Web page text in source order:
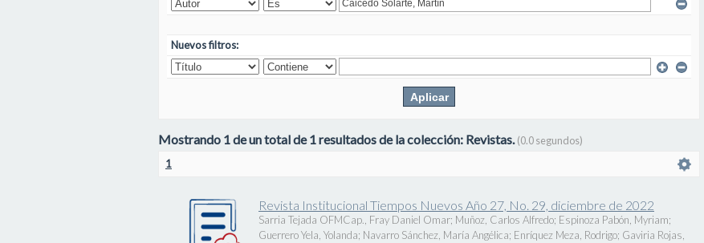
Nuevos filtros:
Mostrando 1 de un total de 1 resultados de la colección: Revistas.(0.0 segundos)
1
Revista Institucional Tiempos Nuevos Año 27, No. 29, diciembre de 2022
Sarria Tejada OFMCap., Fray Daniel Omar; Muñoz, Carlos Alfredo; Espinoza Pabón, Myriam;
Guerrero Yela, Yolanda; Navarro Sánchez, María Angélica; Enríquez Meza, Rodrigo; Gaviria Rojas,